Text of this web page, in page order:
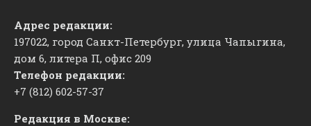
Адрес редакции:
197022, город Санкт-Петербург, улица Чапыгина,
дом 6, литера П, офис 209
Телефон редакции:
+7 (812) 602-57-37
Редакция в Москве: